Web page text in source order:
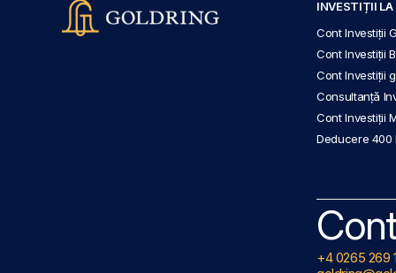
INVESTIȚII LA
Cont Investiții
Cont Investiții
Cont Investiții
Consultanță
Cont Investiții
Deducere 400
+4 0265 269